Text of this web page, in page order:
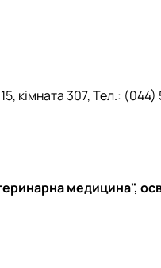
кімната 307, Тел.:
медицина",